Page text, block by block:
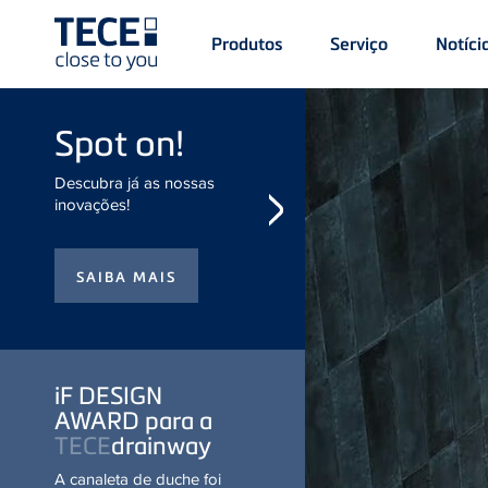
Main
Menü
1
Produtos Serviço
Spot on!
Descubra já as nossas
inovações!
iF DESIGN
a
TECEdrainway
A canaleta de duche foi
galardoada com o iF DESIGN